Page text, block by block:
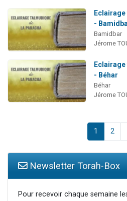
-
Bamidbar
Jérome
- Béhar
Béhar
Jérome
1 2
Newsletter Torah-Box
Pour recevoir chaque semaine